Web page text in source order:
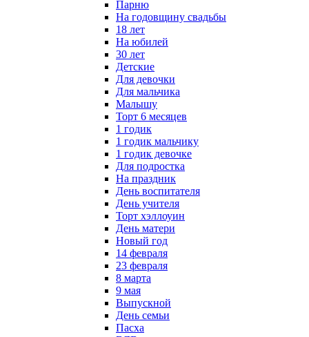
Парню
На годовщину свадьбы
18 лет
На юбилей
30 лет
Детские
Для девочки
Для мальчика
Малышу
Торт 6 месяцев
1 годик
1 годик мальчику
1 годик девочке
Для подростка
На праздник
День воспитателя
День учителя
Торт хэллоуин
День матери
Новый год
14 февраля
23 февраля
8 марта
9 мая
Выпускной
День семьи
Пасха